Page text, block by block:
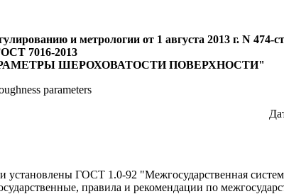
и метрологии от 1 августа 2013 г. N 474-ст
7016-2013
ШЕРОХОВАТОСТИ ПОВЕРХНОСТИ"
parameters
ГОСТ 1.0-92 "Межгосударственная
правила и рекомендации по